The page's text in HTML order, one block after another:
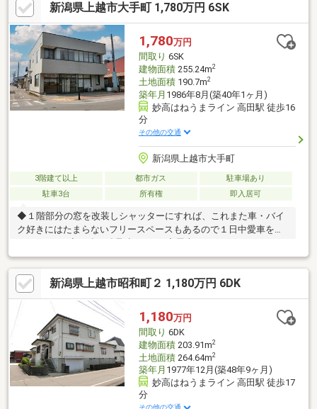
新潟県上越市大手町 1,780万円 6SK
1,780万円
間取り 6SK
建物面積255.24m2
土地面積190.7m2
築年月 1986年8月(築40年1ヶ月)
妙高はねうまライン 高田駅 徒歩16
分
その他の交通
新潟県上越市大手町
3階建て以上 都市ガス
駐車場あり
駐車3台
所有権 即入居可
◆１階部分の窓を改装しシャッターにすれば、これまた車・バイ
ク好きにはたまらないフリースペースもあるので１日中愛車を眺
められます♪◆頑強な鉄骨造の６Ｋ♪◆屋上にはペントハウスもあ
り高田の街を一望できます♪◆公共施設に商業施設に飲食店に駅
にと歩ける好立地♪
新潟県上越市昭和町２ 1,180万円 6DK
1,180万円
間取り 6DK
建物面積203.91m2
土地面積264.64m2
築年月 1977年12月(築48年9ヶ月)
妙高はねうまライン 高田駅 徒歩17
分
その他の交通